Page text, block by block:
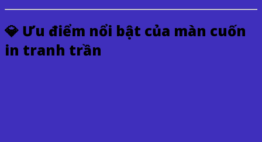
💎 Ưu điểm nổi bật của màn cuốn
in tranh trần